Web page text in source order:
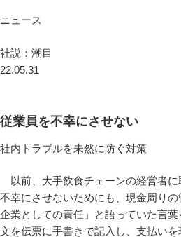
ニュース
社説：潮目
22.05.31
従業員を不幸にさせない
社内トラブルを未然に防ぐ対策
以前、大手飲食チェーンの経営者に
不幸にさせないためにも、現金周り
企業としての責任」と語っていた言
文を伝票に手書きで記入し、支払い